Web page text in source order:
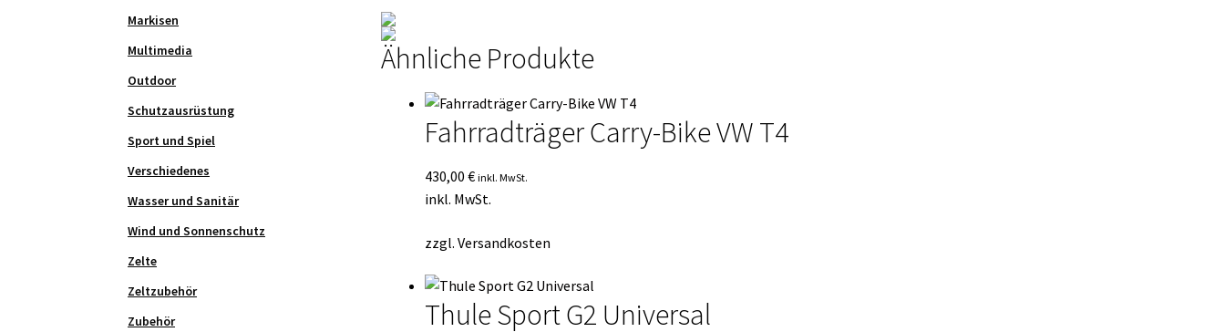
Ähnliche Produkte
Fahrradträger Carry-Bike VW T4
430,00 € inkl. MwSt.
inkl. MwSt.
zzgl. Versandkosten
Thule Sport G2 Universal
Markisen
Multimedia
Outdoor
Schutzausrüstung
Sport und Spiel
Verschiedenes
Wasser und Sanitär
Wind und Sonnenschutz
Zelte
Zeltzubehör
Zubehör